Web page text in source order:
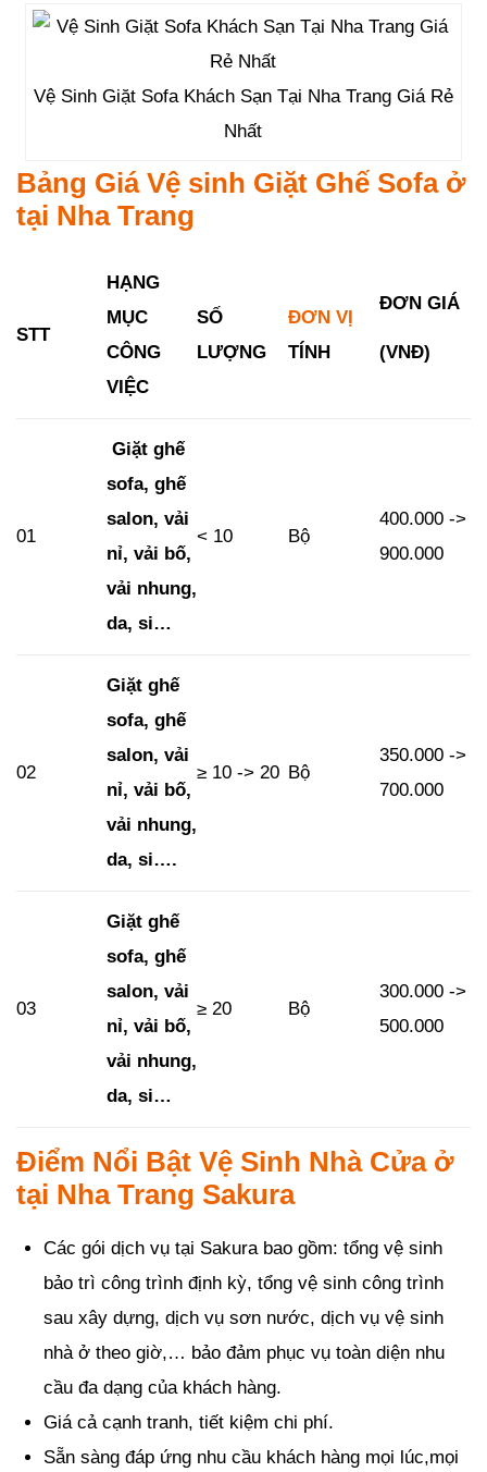
Vệ Sinh Giặt Sofa Khách Sạn Tại Nha Trang Giá Rẻ
Nhất
Bảng Giá Vệ sinh Giặt Ghế Sofa ở
tại Nha Trang
STT
HẠNG
MỤC
CÔNG
VIỆC
SỐ
LƯỢNG
ĐƠN VỊ
TÍNH
ĐƠN GIÁ
(VNĐ)
01
Giặt ghế
sofa, ghế
salon, vải
nỉ, vải bố,
vải nhung,
da, si…
< 10 Bộ
400.000 ->
900.000
02
Giặt ghế
sofa, ghế
salon, vải
nỉ, vải bố,
vải nhung,
da, si….
≥ 10 -> 20 Bộ
350.000 ->
700.000
03
Giặt ghế
sofa, ghế
salon, vải
nỉ, vải bố,
vải nhung,
da, si…
≥ 20 Bộ
300.000 ->
500.000
Điểm Nổi Bật Vệ Sinh Nhà Cửa ở
tại Nha Trang Sakura
Các gói dịch vụ tại Sakura bao gồm: tổng vệ sinh
bảo trì công trình định kỳ, tổng vệ sinh công trình
sau xây dựng, dịch vụ sơn nước, dịch vụ vệ sinh
nhà ở theo giờ,… bảo đảm phục vụ toàn diện nhu
cầu đa dạng của khách hàng.
Giá cả cạnh tranh, tiết kiệm chi phí.
Sẵn sàng đáp ứng nhu cầu khách hàng mọi lúc,mọi